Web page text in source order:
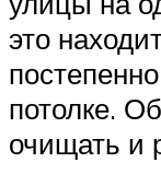
это
потолке.
очищать и